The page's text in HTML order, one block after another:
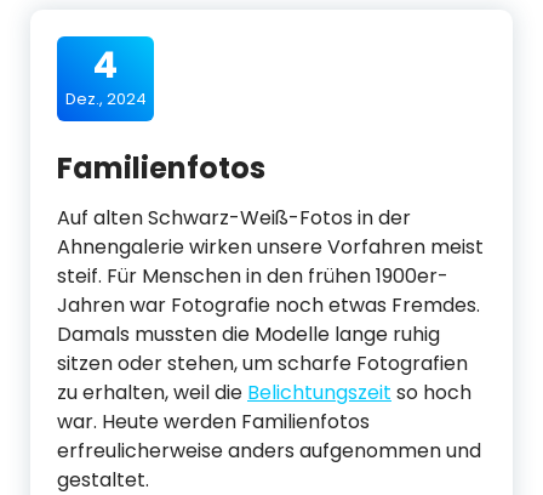
4
Dez., 2024
Familienfotos
Auf alten Schwarz-Weiß-Fotos in der
Ahnengalerie wirken unsere Vorfahren meist
steif. Für Menschen in den frühen 1900er-
Jahren war Fotografie noch etwas Fremdes.
Damals mussten die Modelle lange ruhig
sitzen oder stehen, um scharfe Fotografien
zu erhalten, weil die Belichtungszeit so hoch
war. Heute werden Familienfotos
erfreulicherweise anders aufgenommen und
gestaltet.